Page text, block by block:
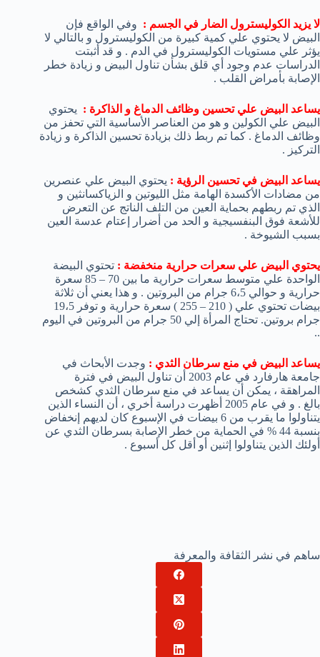
لا يزيد الكوليسترول الضار في الجسم : وفي الواقع فإن
البيض لا يحتوي علي كمية كبيرة من الكوليسترول و بالتالي لا
يؤثر علي مستويات الكوليسترول في الدم . و قد أثبتت
الدراسات عدم وجود أي قلق بشأن تناول البيض و زيادة خطر
الإصابة بأمراض القلب .
يساعد البيض علي تحسين وظائف الدماغ و الذاكرة : يحتوي
البيض علي الكولين و هو من العناصر الأساسية التي تحفز من
وظائف الدماغ . كما تم ربط ذلك بزيادة تحسين الذاكرة و زيادة
التركيز .
يساعد البيض في تحسين الرؤية : يحتوي البيض علي عنصرين
من مضادات الأكسدة الهامة مثل الليوتين و الزياكسانثين و
الذي تم ربطهم بحماية العين من التلف الناتج عن التعرض
للأشعة فوق البنفسيجية و الحد من أضرار إعتام عدسة العين
بسبب الشيوخة .
يحتوي البيض علي سعرات حرارية منخفضة : تحتوي البيضة
الواحدة علي متوسط سعرات حرارية ما بين 70 – 85 سعرة
حرارية و حوالي 6،5 جرام من البروتين . و هذا يعني أن ثلاثة
بيضات تحتوي علي ( 210 – 255 ) سعرة حرارية و توفر 19،5
جرام بروتين. تحتاج المرأة إلي 50 جرام من البروتين في اليوم
..
يساعد البيض في منع سرطان الثدي : وجدت الأبحاث في
جامعة هارفارد في عام 2003 أن تناول البيض في فترة
المراهقة ، يمكن أن يساعد في منع سرطان الثدي كشخص
بالغ . و في عام 2005 أظهرت دراسة أخري ، أن النساء الذين
يتناولوا ما يقرب من 6 بيضات في الإسبوع كان لديهم إنخفاض
بنسبة 44 % في الحماية من خطر الإصابة بسرطان الثدي عن
أولئك الذين يتناولوا إثنين أو أقل كل أسبوع .
ساهم في نشر الثقافة والمعرفة